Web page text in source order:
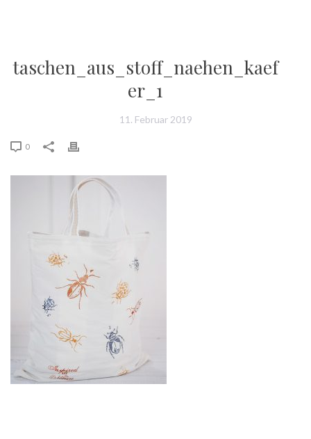
taschen_aus_stoff_naehen_kaef
er_1
11. Februar 2019
0